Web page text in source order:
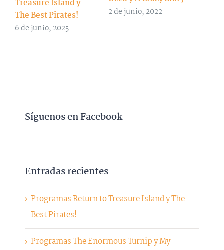
Treasure Island y
The Best Pirates!
6 de junio, 2025
2 de junio, 2022
Síguenos en Facebook
Entradas recientes
Programas Return to Treasure Island y The
Best Pirates!
Programas The Enormous Turnip y My